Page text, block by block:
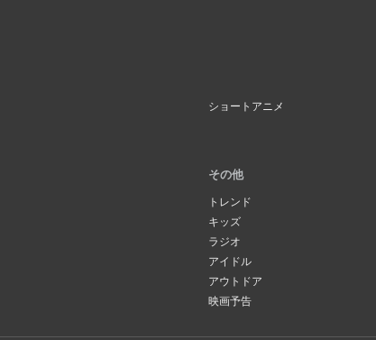
ショートアニメ
その他
トレンド
キッズ
ラジオ
アイドル
アウトドア
映画予告